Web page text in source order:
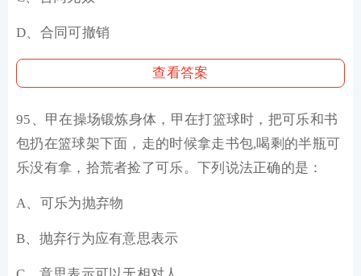
D、合同可撤销
查看答案
95、甲在操场锻炼身体，甲在打篮球时，把可乐和书
包扔在篮球架下面，走的时候拿走书包,喝剩的半瓶可
乐没有拿，拾荒者捡了可乐。下列说法正确的是：
A、可乐为抛弃物
B、抛弃行为应有意思表示